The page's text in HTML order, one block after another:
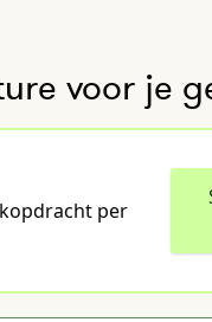
voor je
per